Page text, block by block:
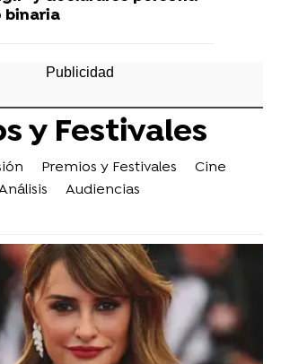
binaria
y Festivales
Premios y Festivales
Cine
Audiencias